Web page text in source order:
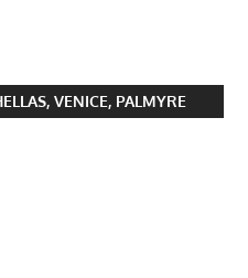
VENICE, PALMYRE